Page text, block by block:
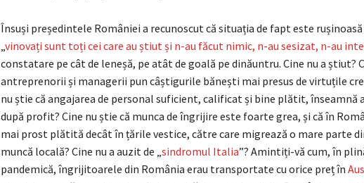
Însuși președintele României a recunoscut că situația de fapt este
vinovați sunt toți cei care au știut și n-au făcut nimic, n-au sesizat, n-au
constatare pe cât de leneșă, pe atât de goală pe dinăuntru. Cine nu a știut?
antreprenorii și managerii pun câștigurile bănești mai presus de virtuțile
nu știe că angajarea de personal suficient, calificat și bine plătit, înseamnă
după profit? Cine nu știe că munca de îngrijire este foarte grea, și că în
mai prost plătită decât în țările vestice, către care migrează o mare parte
muncă locală? Cine nu a auzit de „ sindromul Italia”? Amintiți-vă cum, în
pandemică, îngrijitoarele din România erau transportate cu orice preț în